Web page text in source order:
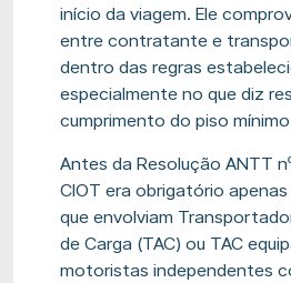
início da viagem. Ele
entre contratante e
dentro das regras
especialmente no que diz
cumprimento do piso
Antes da Resolução ANTT
CIOT era obrigatório
que envolviam
de Carga (TAC) ou TAC
motoristas independentes